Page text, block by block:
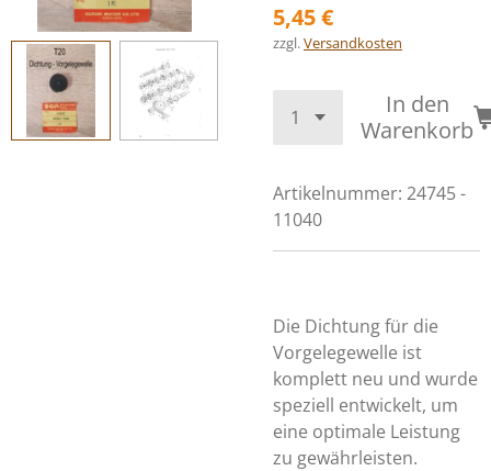
5,45 €
zzgl.Versandkosten
In den
Warenkorb
Artikelnummer: 24745 -
11040
Die Dichtung für die
Vorgelegewelle ist
komplett neu und wurde
speziell entwickelt, um
eine optimale Leistung
zu gewährleisten.